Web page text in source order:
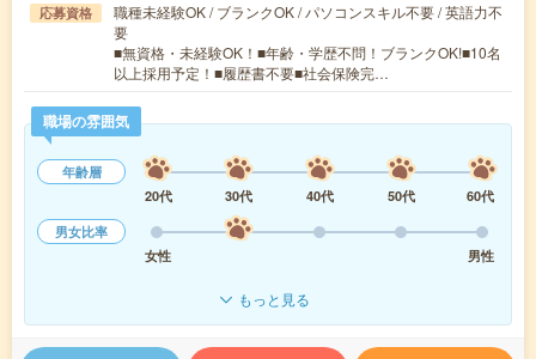
応募資格
職種未経験OK / ブランクOK / パソコンスキル不要 / 英語力不
要
■無資格・未経験OK！■年齢・学歴不問！ブランクOK!■10名
以上採用予定！■履歴書不要■社会保険完…
職場の雰囲気
年齢層
20代
30代 40代 50代
60代
男女比率
女性
男性
もっと見る